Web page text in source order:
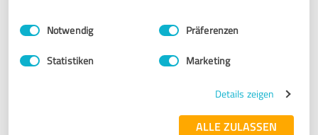
Impressum Datenschutzbestimmungen
Einwilligungsauswahl
Notwendig Präferenzen
Statistiken Marketing
Details zeigen
ALLE ZULASSEN
Anbietern aus dem Bereich
Onlineshops